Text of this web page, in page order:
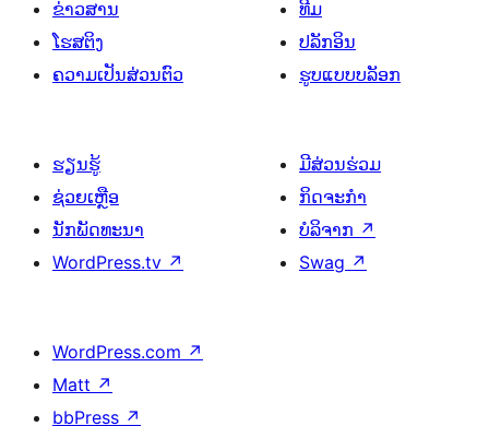
ຂ່າວສານ
ໂຮສຕິງ
ຄວາມເປັນສ່ວນຕົວ
ທີມ
ປລັກອິນ
ຮູບແບບບລັອກ
ຮຽນຮູ້
ຊ່ວຍເຫຼືອ
ນັກພັດທະນາ
WordPress.tv ↗
ມີສ່ວນຮ່ວມ
ກິດຈະກຳ
ບໍລິຈາກ ↗
Swag ↗
WordPress.com ↗
Matt ↗
bbPress ↗